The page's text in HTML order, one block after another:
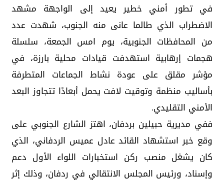
في تطور أمني خطير يعيد إلى الواجهة مشهد
الاضطراب الذي طالما عانى منه الجنوب، شهدت عدد
من المحافظات الجنوبية، يوم امس الجمعة، سلسلة
هجمات إرهابية استهدفت قيادات محلية بارزة، في
مؤشر مقلق على عودة نشاط الجماعات المتطرفة
بأساليب منظمة وتوقيت لافت يحمل أبعادًا تتجاوز البعد
الأمني التقليدي.
ففي مديرية حبيلين بردفان، اهتز الشارع الجنوبي على
وقع خبر استشهاد القائد عادل عميس الردفاني، الذي
كان يشغل منصب ركن استخبارات اللواء الأول دعم
وإسناد، ورئيس المجلس الانتقالي في ردفان، وذلك إثر